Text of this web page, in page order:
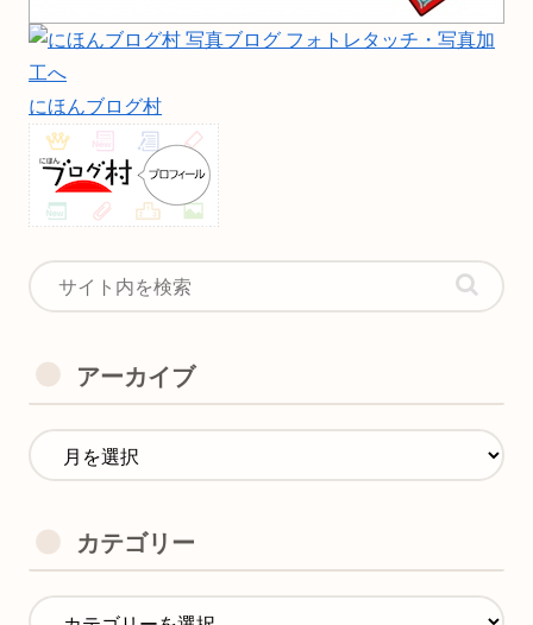
にほんブログ村
アーカイブ
カテゴリー